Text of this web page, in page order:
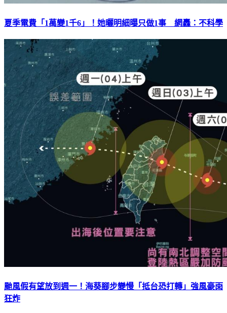
夏季電費「1萬變1千6」！她曬明細曝只做1事 網轟：不科學
颱風假有望放到週一！海葵腳步變慢「抵台恐打轉」強風豪雨
狂炸